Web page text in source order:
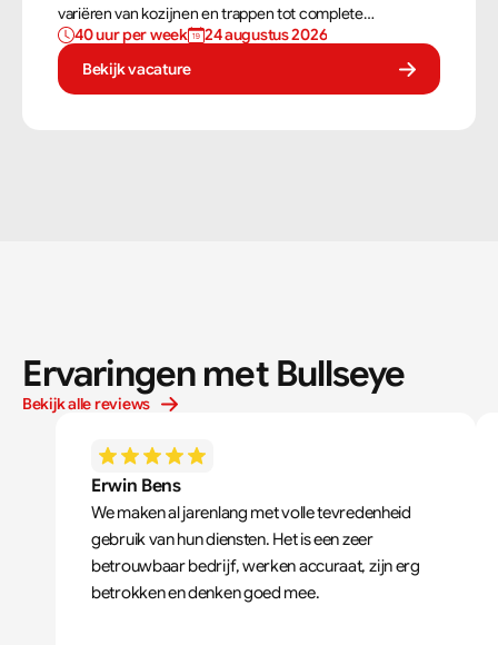
variëren van kozijnen en trappen tot complete
dakconstructies en gevels. Aan de hand van
bouwtekeningen zorg jij ervoor dat een constructie
zowel stevig als netjes is afgewerkt.
40 uur per week
24 augustus 2026
Bekijk vacature
Ervaringen met Bullseye
Bekijk alle reviews
Erwin Bens
We maken al jarenlang met volle tevredenheid
gebruik van hun diensten. Het is een zeer
betrouwbaar bedrijf, werken accuraat, zijn erg
betrokken en denken goed mee.